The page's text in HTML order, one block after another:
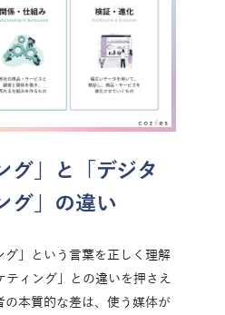
グ」と「デジタ
グ」の違い
グ」という言葉を正しく理解
ティング」との違いを押さえ
の本質的な差は、使う媒体が